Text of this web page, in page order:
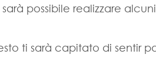
possibile realizzare alcuni
ti sarà capitato di sentir